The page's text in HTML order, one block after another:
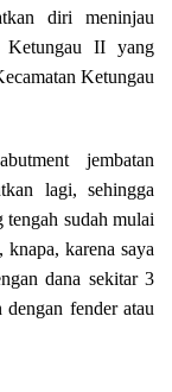
diri meninjau
Ketungau II yang
Ketungau
jembatan
lagi, sehingga
sudah mulai
karena saya
dana sekitar 3
fender atau